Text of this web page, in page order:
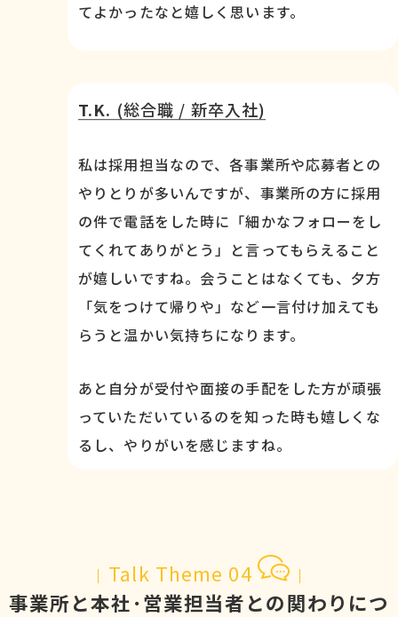
てよかったなと嬉しく思います。
T.K. (総合職 / 新卒入社)
私は採用担当なので、各事業所や応募者との
やりとりが多いんですが、事業所の方に採用
の件で電話をした時に「細かなフォローをし
てくれてありがとう」と言ってもらえること
が嬉しいですね。会うことはなくても、夕方
「気をつけて帰りや」など一言付け加えても
らうと温かい気持ちになります。
あと自分が受付や面接の手配をした方が頑張
っていただいているのを知った時も嬉しくな
るし、やりがいを感じますね。
Talk Theme 04
事業所と本社･営業担当者との関わりにつ